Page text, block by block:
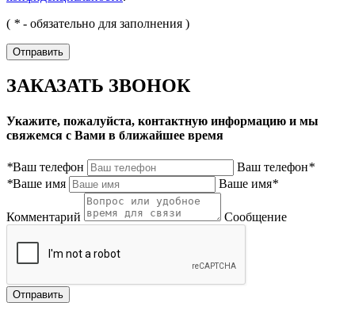
( * - обязательно для заполнения )
ЗАКАЗАТЬ ЗВОНОК
Укажите, пожалуйста, контактную информацию и мы
свяжемся с Вами в ближайшее время
*Ваш телефон Ваш телефон*
*Ваше имя Ваше имя*
Комментарий Сообщение